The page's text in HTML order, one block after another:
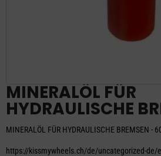
MINERALÖL FÜR
HYDRAULISCHE
MINERALÖL FÜR HYDRAULISCHE BREMSEN -
https://kissmywheels.ch/de/uncategorized-de/